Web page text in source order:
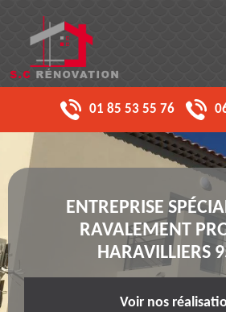
01 85 53 55 76
ENTREPRISE
RAVALEMENT
HARAVILLIERS
Voir nos